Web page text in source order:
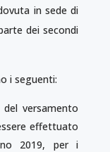
in sede di
dei secondi
i seguenti:
del versamento
effettuato
2019, per i